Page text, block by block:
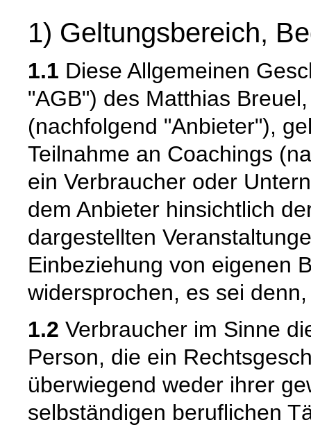
1) Geltungsbereich,
1.1 Diese Allgemeinen
"AGB") des Matthias
(nachfolgend "Anbieter"),
Teilnahme an Coachings
ein Verbraucher oder
dem Anbieter hinsichtlich
dargestellten
Einbeziehung von eigenen
widersprochen, es sei
1.2 Verbraucher im Sinne
Person, die ein
überwiegend weder ihrer
selbständigen beruflichen